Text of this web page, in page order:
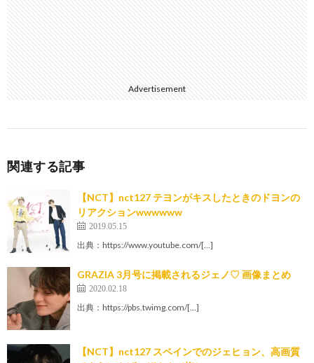
Advertisement
関連する記事
【NCT】nct127 テヨンがキスしたときのドヨンの
リアクションwwwwww
2019.05.15
出典：https://www.youtube.com/[…]
GRAZIA 3月号に掲載されるジェノ♡ 画像まとめ
2020.02.18
出典：https://pbs.twimg.com/[…]
【NCT】nct127 スペインでのジェヒョン、高画質